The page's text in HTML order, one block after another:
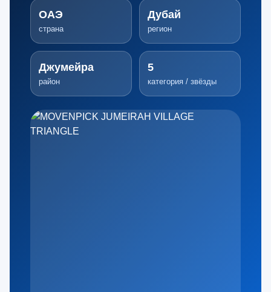
ОАЭ
страна
Дубай
регион
Джумейра
район
5
категория / звёзды